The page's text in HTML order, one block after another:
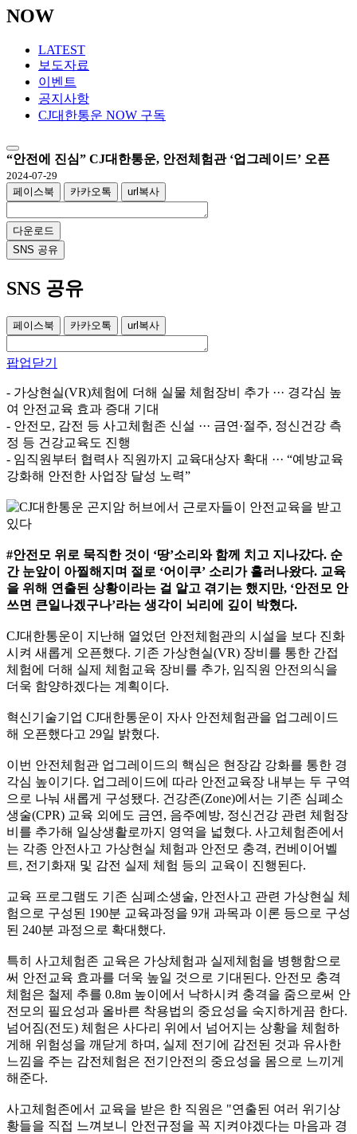
NOW
LATEST
보도자료
이벤트
공지사항
CJ대한통운 NOW 구독
“안전에 진심” CJ대한통운, 안전체험관 ‘업그레이드’ 오픈
2024-07-29
페이스북
카카오톡 url복사
다운로드
SNS 공유
SNS 공유
페이스북 카카오톡 url복사
팝업닫기
- 가상현실(VR)체험에 더해 실물 체험장비 추가 ··· 경각심 높
여 안전교육 효과 증대 기대
- 안전모, 감전 등 사고체험존 신설 ··· 금연·절주, 정신건강 측
정 등 건강교육도 진행
- 임직원부터 협력사 직원까지 교육대상자 확대 ··· “예방교육
강화해 안전한 사업장 달성 노력”
#안전모 위로 묵직한 것이 ‘땅’소리와 함께 치고 지나갔다. 순
간 눈앞이 아찔해지며 절로 ‘어이쿠’ 소리가 흘러나왔다. 교육
을 위해 연출된 상황이라는 걸 알고 겪기는 했지만, ‘안전모 안
쓰면 큰일나겠구나’라는 생각이 뇌리에 깊이 박혔다.
CJ대한통운이 지난해 열었던 안전체험관의 시설을 보다 진화
시켜 새롭게 오픈했다. 기존 가상현실(VR) 장비를 통한 간접
체험에 더해 실제 체험교육 장비를 추가, 임직원 안전의식을
더욱 함양하겠다는 계획이다.
혁신기술기업 CJ대한통운이 자사 안전체험관을 업그레이드
해 오픈했다고 29일 밝혔다.
이번 안전체험관 업그레이드의 핵심은 현장감 강화를 통한 경
각심 높이기다. 업그레이드에 따라 안전교육장 내부는 두 구역
으로 나눠 새롭게 구성됐다. 건강존(Zone)에서는 기존 심폐소
생술(CPR) 교육 외에도 금연, 음주예방, 정신건강 관련 체험장
비를 추가해 일상생활로까지 영역을 넓혔다. 사고체험존에서
는 각종 안전사고 가상현실 체험과 안전모 충격, 컨베이어벨
트, 전기화재 및 감전 실제 체험 등의 교육이 진행된다.
교육 프로그램도 기존 심폐소생술, 안전사고 관련 가상현실 체
험으로 구성된 190분 교육과정을 9개 과목과 이론 등으로 구성
된 240분 과정으로 확대했다.
특히 사고체험존 교육은 가상체험과 실제체험을 병행함으로
써 안전교육 효과를 더욱 높일 것으로 기대된다. 안전모 충격
체험은 철제 추를 0.8m 높이에서 낙하시켜 충격을 줌으로써 안
전모의 필요성과 올바른 착용법의 중요성을 숙지하게끔 한다.
넘어짐(전도) 체험은 사다리 위에서 넘어지는 상황을 체험하
게해 위험성을 깨닫게 하며, 실제 전기에 감전된 것과 유사한
느낌을 주는 감전체험은 전기안전의 중요성을 몸으로 느끼게
해준다.
사고체험존에서 교육을 받은 한 직원은 "연출된 여러 위기상
황들을 직접 느껴보니 안전규정을 꼭 지켜야겠다는 마음과 경